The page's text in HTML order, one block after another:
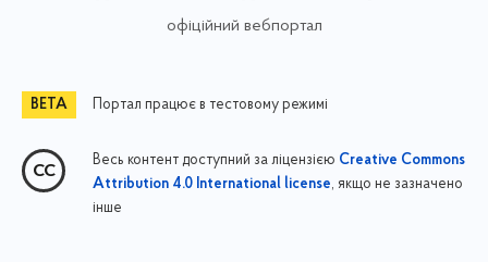
офіційний вебпортал
Портал працює в тестовому режимі
Весь контент доступний за ліцензією Creative Commons
Attribution 4.0 International license, якщо не зазначено
інше